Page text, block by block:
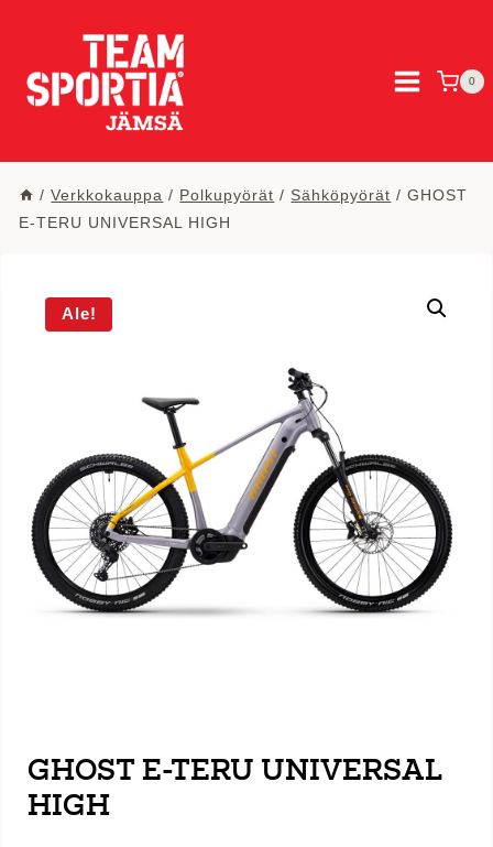
0
/ Verkkokauppa / Polkupyörät / Sähköpyörät / GHOST
E-TERU UNIVERSAL HIGH
Ale!
GHOST E-TERU UNIVERSAL
HIGH